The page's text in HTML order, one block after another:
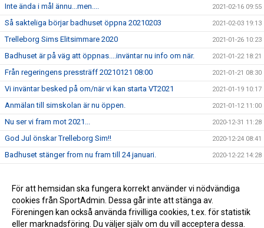
Inte ända i mål ännu...men.... 2021-02-16 09:55
Så sakteliga börjar badhuset öppna 20210203 2021-02-03 19:13
Trelleborg Sims Elitsimmare 2020 2021-01-26 10:23
Badhuset är på väg att öppnas....inväntar nu info om när. 2021-01-22 18:21
Från regeringens pressträff 20210121 08:00 2021-01-21 08:30
Vi inväntar besked på om/när vi kan starta VT2021 2021-01-19 10:17
Anmälan till simskolan är nu öppen. 2021-01-12 11:00
Nu ser vi fram mot 2021... 2020-12-31 11:28
God Jul önskar Trelleborg Sim!! 2020-12-24 08:41
Badhuset stänger from nu fram till 24 januari. 2020-12-22 14:28
Anmälan till vårterminen vårterminen 2021 2020-12-19 13:25
Höstlovsläger i Trelleborgs vackra badhus 2020-12-18 10:36
För att hemsidan ska fungera korrekt använder vi nödvändiga
cookies från SportAdmin. Dessa går inte att stänga av.
Föreningen kan också använda frivilliga cookies, t.ex. för statistik
eller marknadsföring. Du väljer själv om du vill acceptera dessa.